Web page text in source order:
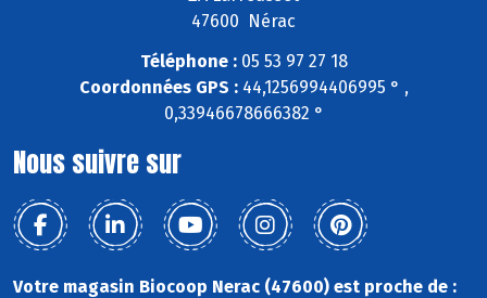
47600 Nérac
Téléphone :05 53 97 27 18
Coordonnées GPS :44,1256994406995 ° ,
0,33946678666382 °
Nous suivre sur
Votre magasin Biocoop Nerac (47600) est proche de :